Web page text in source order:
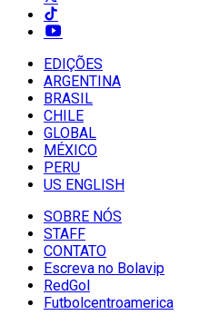
EDIÇÕES
ARGENTINA
BRASIL
CHILE
GLOBAL
MÉXICO
PERU
US ENGLISH
SOBRE NÓS
STAFF
CONTATO
Escreva no Bolavip
RedGol
Futbolcentroamerica